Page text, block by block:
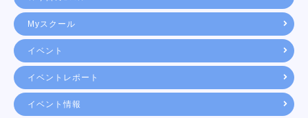
Myスクール
イベント
イベントレポート
イベント情報